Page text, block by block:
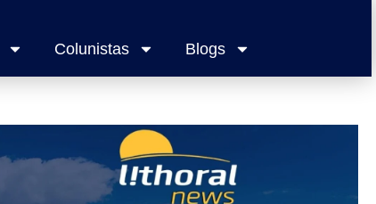
Colunistas Blogs